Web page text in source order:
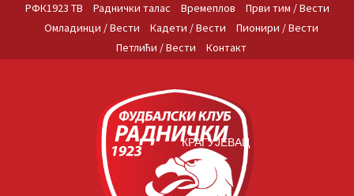
РФК1923 ТВ Раднички талас Времеплов
Први тим / Вести
Омладинци / Вести
Кадети / Вести
Пионири / Вести
Петлићи / Вести
Контакт
КРАГУЈЕВАЦ